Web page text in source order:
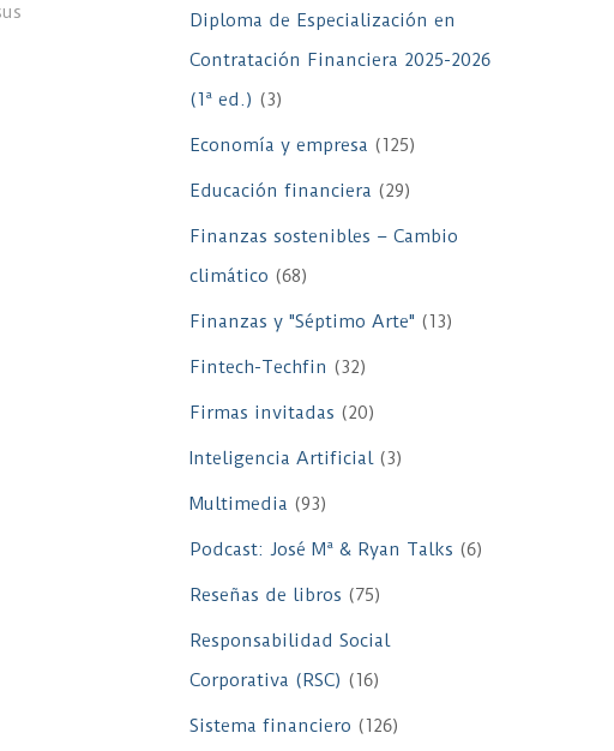
Diploma de Especialización en
Contratación Financiera 2025-2026
(1ª ed.) (3)
Economía y empresa (125)
Educación financiera (29)
Finanzas sostenibles – Cambio
climático (68)
Finanzas y "Séptimo Arte" (13)
Fintech-Techfin (32)
Firmas invitadas (20)
Inteligencia Artificial(3)
Multimedia (93)
Podcast: José Mª & Ryan Talks (6)
Reseñas de libros (75)
Responsabilidad Social
Corporativa (RSC) (16)
Sistema financiero (126)